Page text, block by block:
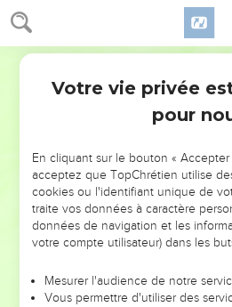
NE MANQUEZ PAS
DE
ET SI LEURS ERREURS
VOTRES ?
leur foi ou leur vision. Mais on voit
et les saisons difficiles qu'ils ont
Votre vie privée
pour
En cliquant sur le bouton «
acceptez que TopChrétien utilise
cookies ou l'identifiant unique de
traite vos données à caractère
données de navigation et les
votre compte utilisateur) dans les
Mesurer l'audience de notre
Vous permettre d'utiliser des